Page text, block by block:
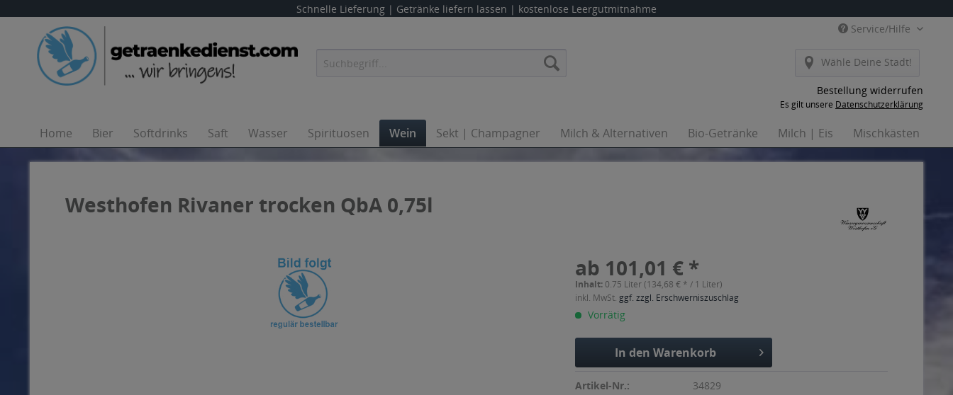
Schnelle Lieferung | Getränke liefern lassen | kostenlose Leergutmitnahme
Service/Hilfe
Wähle Deine Stadt!
Bestellung widerrufen
Es gilt unsere Datenschutzerklärung
Home Bier Softdrinks Saft Wasser Spirituosen Wein Sekt | Champagner Milch & Alternativen Bio-Getränke Milch | Eis Mischkästen
Westhofen Rivaner trocken QbA 0,75l
ab 101,01 € *
Inhalt: 0.75 Liter (134,68 € * / 1 Liter)
inkl. MwSt. ggf. zzgl. Erschwerniszuschlag
Vorrätig
In den Warenkorb
Artikel-Nr.:
34829